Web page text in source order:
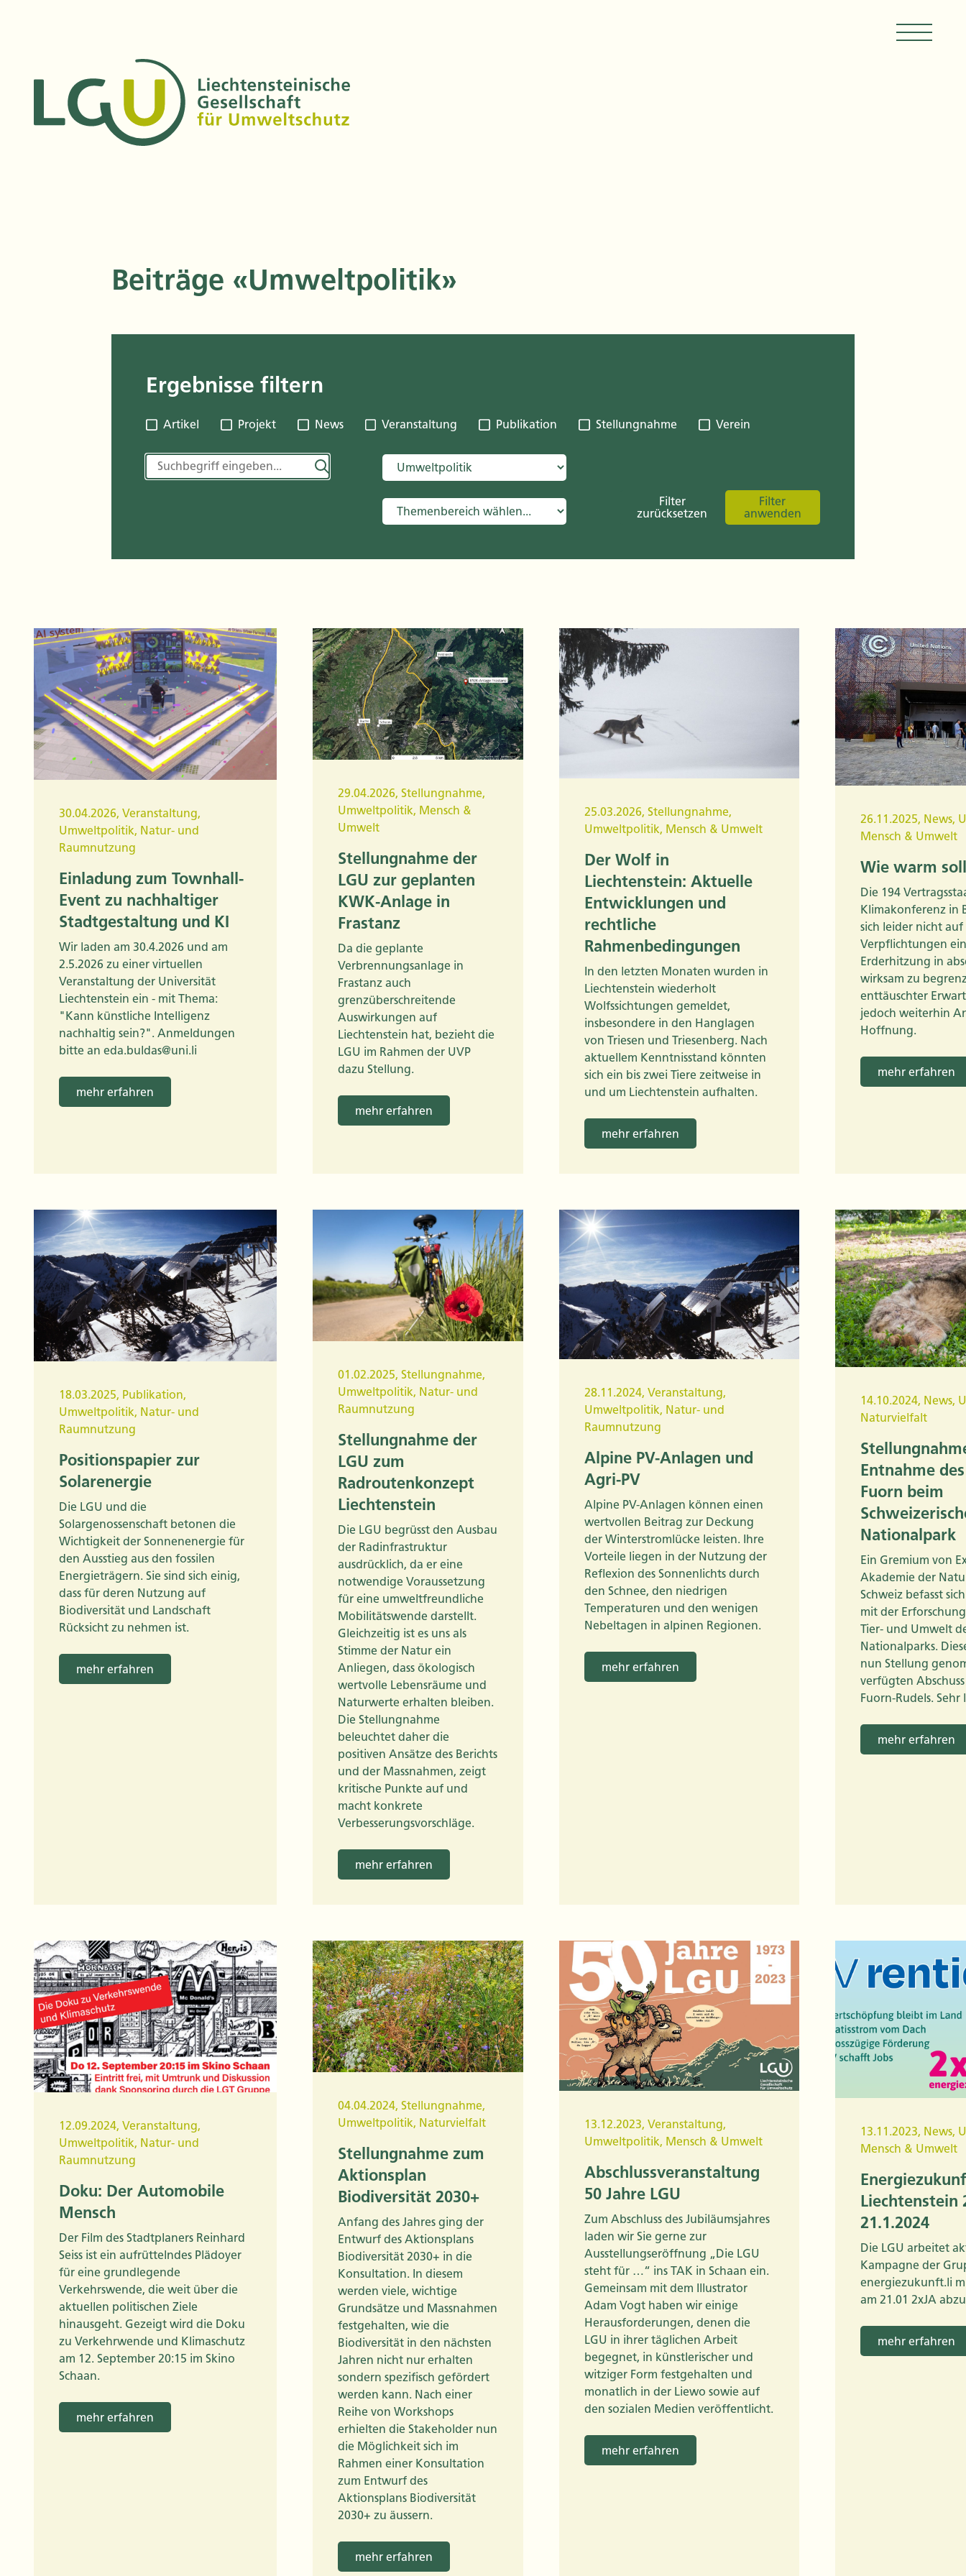
Beiträge «Umweltpolitik»
Ergebnisse filtern
Artikel Projekt News Veranstaltung Publikation Stellungnahme Verein
Filter
zurücksetzen
Filter
anwenden
30.04.2026, Veranstaltung,
Umweltpolitik, Natur- und
Raumnutzung
Einladung zum Townhall-
Event zu nachhaltiger
Stadtgestaltung und KI
Wir laden am 30.4.2026 und am
2.5.2026 zu einer virtuellen
Veranstaltung der Universität
Liechtenstein ein - mit Thema:
"Kann künstliche Intelligenz
nachhaltig sein?". Anmeldungen
bitte an eda.buldas@uni.li
mehr erfahren
29.04.2026, Stellungnahme,
Umweltpolitik, Mensch &
Umwelt
Stellungnahme der
LGU zur geplanten
KWK-Anlage in
Frastanz
Da die geplante
Verbrennungsanlage in
Frastanz auch
grenzüberschreitende
Auswirkungen auf
Liechtenstein hat, bezieht die
LGU im Rahmen der UVP
dazu Stellung.
mehr erfahren
25.03.2026, Stellungnahme,
Umweltpolitik, Mensch & Umwelt
Der Wolf in
Liechtenstein: Aktuelle
Entwicklungen und
rechtliche
Rahmenbedingungen
In den letzten Monaten wurden in
Liechtenstein wiederholt
Wolfssichtungen gemeldet,
insbesondere in den Hanglagen
von Triesen und Triesenberg. Nach
aktuellem Kenntnisstand könnten
sich ein bis zwei Tiere zeitweise in
und um Liechtenstein aufhalten.
mehr erfahren
26.11.2025, News,
Mensch & Umwelt
Wie warm
Die 194
Klimakonferenz in
sich leider nicht auf
Verpflichtungen
Erderhitzung in
wirksam zu
enttäuschter
jedoch weiterhin
Hoffnung.
mehr erfahren
18.03.2025, Publikation,
Umweltpolitik, Natur- und
Raumnutzung
Positionspapier zur
Solarenergie
Die LGU und die
Solargenossenschaft betonen die
Wichtigkeit der Sonnenenergie für
den Ausstieg aus den fossilen
Energieträgern. Sie sind sich einig,
dass für deren Nutzung auf
Biodiversität und Landschaft
Rücksicht zu nehmen ist.
mehr erfahren
01.02.2025, Stellungnahme,
Umweltpolitik, Natur- und
Raumnutzung
Stellungnahme der
LGU zum
Radroutenkonzept
Liechtenstein
Die LGU begrüsst den Ausbau
der Radinfrastruktur
ausdrücklich, da er eine
notwendige Voraussetzung
für eine umweltfreundliche
Mobilitätswende darstellt.
Gleichzeitig ist es uns als
Stimme der Natur ein
Anliegen, dass ökologisch
wertvolle Lebensräume und
Naturwerte erhalten bleiben.
Die Stellungnahme
beleuchtet daher die
positiven Ansätze des Berichts
und der Massnahmen, zeigt
kritische Punkte auf und
macht konkrete
Verbesserungsvorschläge.
mehr erfahren
28.11.2024, Veranstaltung,
Umweltpolitik, Natur- und
Raumnutzung
Alpine PV-Anlagen und
Agri-PV
Alpine PV-Anlagen können einen
wertvollen Beitrag zur Deckung
der Winterstromlücke leisten. Ihre
Vorteile liegen in der Nutzung der
Reflexion des Sonnenlichts durch
den Schnee, den niedrigen
Temperaturen und den wenigen
Nebeltagen in alpinen Regionen.
mehr erfahren
14.10.2024, News,
Naturvielfalt
Entnahme
Fuorn beim
Nationalpark
Ein Gremium von
Akademie der
Schweiz befasst
mit der
Tier- und Umwelt
Nationalparks.
nun Stellung
verfügten
Fuorn-Rudels. Sehr
mehr erfahren
12.09.2024, Veranstaltung,
Umweltpolitik, Natur- und
Raumnutzung
Doku: Der Automobile
Mensch
Der Film des Stadtplaners Reinhard
Seiss ist ein aufrüttelndes Plädoyer
für eine grundlegende
Verkehrswende, die weit über die
aktuellen politischen Ziele
hinausgeht. Gezeigt wird die Doku
zu Verkehrwende und Klimaschutz
am 12. September 20:15 im Skino
Schaan.
mehr erfahren
04.04.2024, Stellungnahme,
Umweltpolitik, Naturvielfalt
Stellungnahme zum
Aktionsplan
Biodiversität 2030+
Anfang des Jahres ging der
Entwurf des Aktionsplans
Biodiversität 2030+ in die
Konsultation. In diesem
werden viele, wichtige
Grundsätze und Massnahmen
festgehalten, wie die
Biodiversität in den nächsten
Jahren nicht nur erhalten
sondern spezifisch gefördert
werden kann. Nach einer
Reihe von Workshops
erhielten die Stakeholder nun
die Möglichkeit sich im
Rahmen einer Konsultation
zum Entwurf des
Aktionsplans Biodiversität
2030+ zu äussern.
mehr erfahren
13.12.2023, Veranstaltung,
Umweltpolitik, Mensch & Umwelt
Abschlussveranstaltung
50 Jahre LGU
Zum Abschluss des Jubiläumsjahres
laden wir Sie gerne zur
Ausstellungseröffnung „Die LGU
steht für …“ ins TAK in Schaan ein.
Gemeinsam mit dem Illustrator
Adam Vogt haben wir einige
Herausforderungen, denen die
LGU in ihrer täglichen Arbeit
begegnet, in künstlerischer und
witziger Form festgehalten und
monatlich in der Liewo sowie auf
den sozialen Medien veröffentlicht.
mehr erfahren
13.11.2023, News,
Mensch & Umwelt
Liechtenstein
21.1.2024
Die LGU arbeitet
Kampagne der
energiezukunft.li
am 21.01 2xJA
mehr erfahren